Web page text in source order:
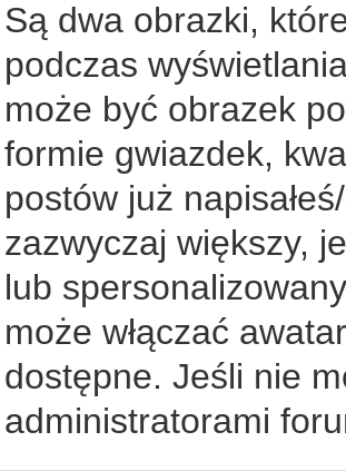
Są dwa obrazki,
podczas
może być obrazek
formie gwiazdek,
postów już
zazwyczaj większy,
lub
może włączać
dostępne. Jeśli nie
administratorami